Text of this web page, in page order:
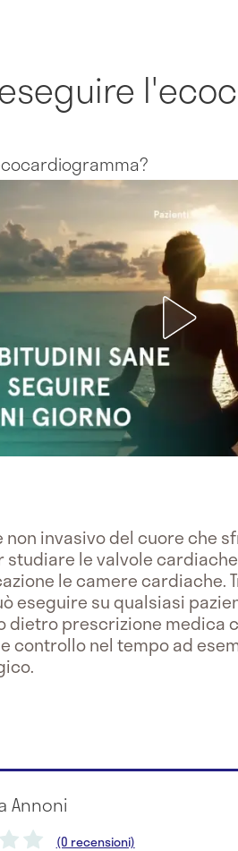
non invasivo del cuore
le valvole
le camere
eseguire su qualsiasi
prescrizione medica
controllo nel tempo ad
Annoni
(0 recensioni)